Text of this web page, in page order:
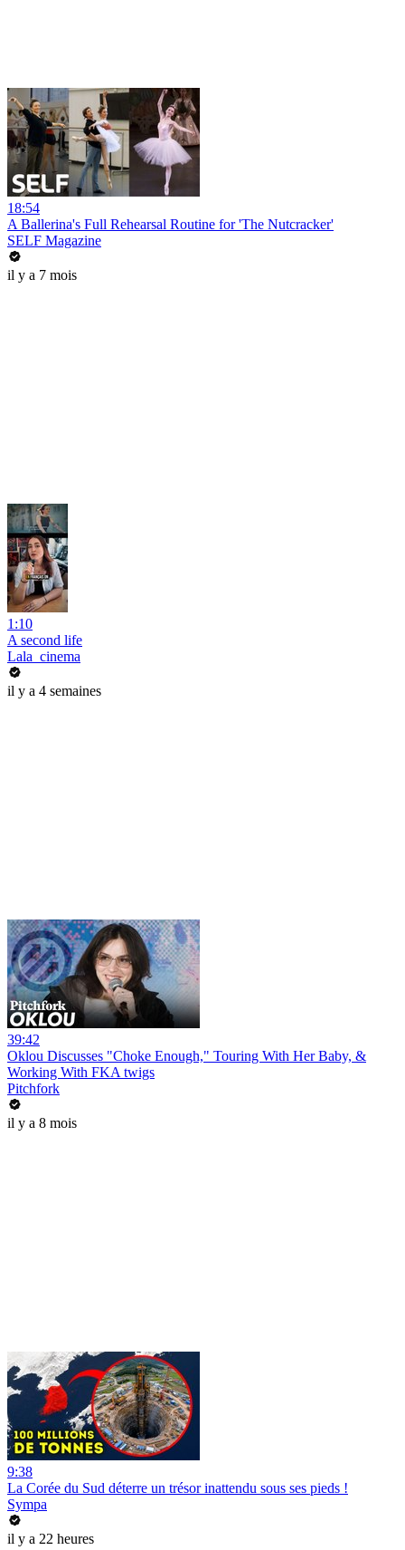
18:54
A Ballerina's Full Rehearsal Routine for 'The Nutcracker'
SELF Magazine
il y a 7 mois
1:10
A second life
Lala_cinema
il y a 4 semaines
39:42
Oklou Discusses "Choke Enough," Touring With Her Baby, &
Working With FKA twigs
Pitchfork
il y a 8 mois
9:38
La Corée du Sud déterre un trésor inattendu sous ses pieds !
Sympa
il y a 22 heures